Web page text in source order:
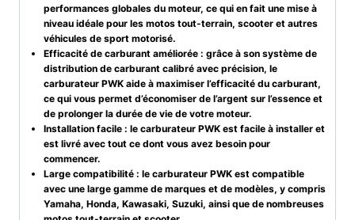
performances globales du moteur, ce qui en fait une mise à
niveau idéale pour les motos tout-terrain, scooter et autres
véhicules de sport motorisé.
Efficacité de carburant améliorée : grâce à son système de
distribution de carburant calibré avec précision, le
carburateur PWK aide à maximiser l’efficacité du carburant,
ce qui vous permet d’économiser de l’argent sur l’essence et
de prolonger la durée de vie de votre moteur.
Installation facile : le carburateur PWK est facile à installer et
est livré avec tout ce dont vous avez besoin pour
commencer.
Large compatibilité : le carburateur PWK est compatible
avec une large gamme de marques et de modèles, y compris
Yamaha, Honda, Kawasaki, Suzuki, ainsi que de nombreuses